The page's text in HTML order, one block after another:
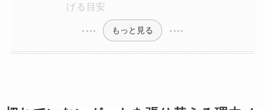
げる目安
もっと見る